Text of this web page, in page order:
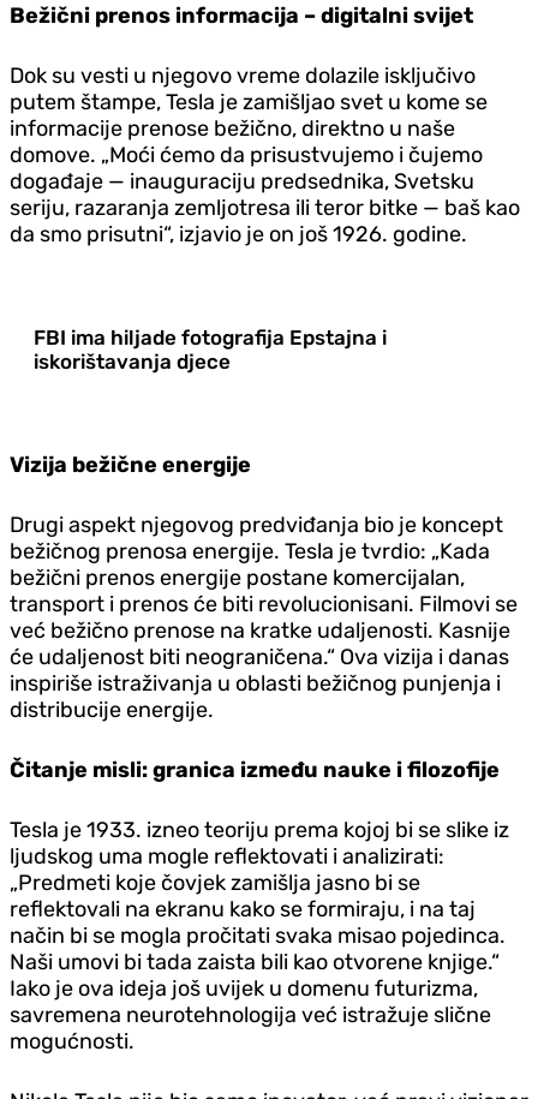
Bežični prenos informacija – digitalni svijet
Dok su vesti u njegovo vreme dolazile isključivo
putem štampe, Tesla je zamišljao svet u kome se
informacije prenose bežično, direktno u naše
domove. „Moći ćemo da prisustvujemo i čujemo
događaje — inauguraciju predsednika, Svetsku
seriju, razaranja zemljotresa ili teror bitke — baš kao
da smo prisutni“, izjavio je on još 1926. godine.
FBI ima hiljade fotografija Epstajna i
iskorištavanja djece
Vizija bežične energije
Drugi aspekt njegovog predviđanja bio je koncept
bežičnog prenosa energije. Tesla je tvrdio: „Kada
bežični prenos energije postane komercijalan,
transport i prenos će biti revolucionisani. Filmovi se
već bežično prenose na kratke udaljenosti. Kasnije
će udaljenost biti neograničena.“ Ova vizija i danas
inspiriše istraživanja u oblasti bežičnog punjenja i
distribucije energije.
Čitanje misli: granica između nauke i filozofije
Tesla je 1933. izneo teoriju prema kojoj bi se slike iz
ljudskog uma mogle reflektovati i analizirati:
„Predmeti koje čovjek zamišlja jasno bi se
reflektovali na ekranu kako se formiraju, i na taj
način bi se mogla pročitati svaka misao pojedinca.
Naši umovi bi tada zaista bili kao otvorene knjige.“
Iako je ova ideja još uvijek u domenu futurizma,
savremena neurotehnologija već istražuje slične
mogućnosti.